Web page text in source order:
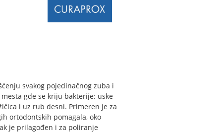
svakog pojedinačnog zuba i
gde se kriju bakterije: uske
i uz rub desni. Primeren je za
ortodontskih pomagala, oko
je prilagođen i za poliranje